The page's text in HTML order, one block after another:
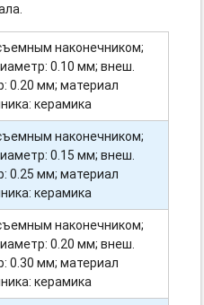
наконечником;
0.10 мм; внеш.
0.20 мм; материал
керамика
наконечником;
0.15 мм; внеш.
0.25 мм; материал
керамика
наконечником;
0.20 мм; внеш.
0.30 мм; материал
керамика